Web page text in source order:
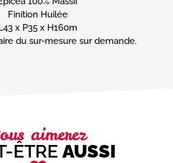
Finition Huilée
x P35 x H160m
du sur-mesure sur demande.
aimerez
ÊTRE AUSSI